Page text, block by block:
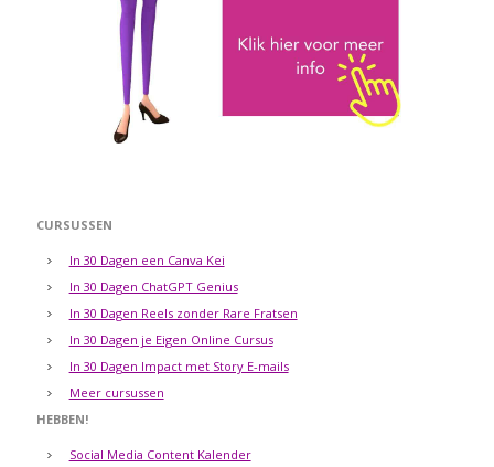
CURSUSSEN
In 30 Dagen een Canva Kei
In 30 Dagen ChatGPT Genius
In 30 Dagen Reels zonder Rare Fratsen
In 30 Dagen je Eigen Online Cursus
In 30 Dagen Impact met Story E-mails
Meer cursussen
HEBBEN!
Social Media Content Kalender